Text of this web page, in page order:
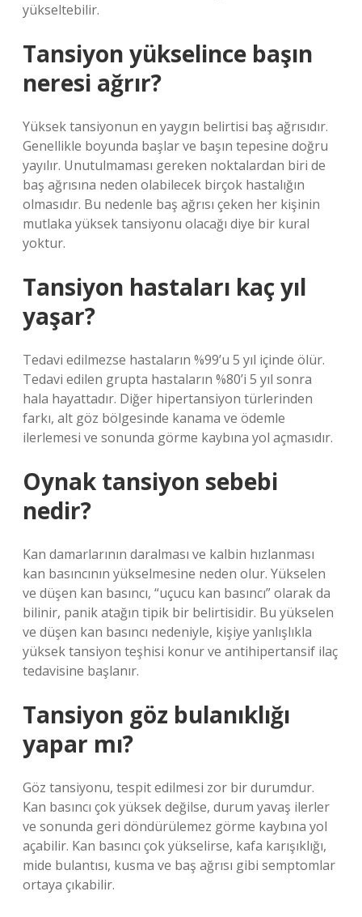
yükseltebilir.
Tansiyon yükselince başın
neresi ağrır?
Yüksek tansiyonun en yaygın belirtisi baş ağrısıdır.
Genellikle boyunda başlar ve başın tepesine doğru
yayılır. Unutulmaması gereken noktalardan biri de
baş ağrısına neden olabilecek birçok hastalığın
olmasıdır. Bu nedenle baş ağrısı çeken her kişinin
mutlaka yüksek tansiyonu olacağı diye bir kural
yoktur.
Tansiyon hastaları kaç yıl
yaşar?
Tedavi edilmezse hastaların %99’u 5 yıl içinde ölür.
Tedavi edilen grupta hastaların %80’i 5 yıl sonra
hala hayattadır. Diğer hipertansiyon türlerinden
farkı, alt göz bölgesinde kanama ve ödemle
ilerlemesi ve sonunda görme kaybına yol açmasıdır.
Oynak tansiyon sebebi
nedir?
Kan damarlarının daralması ve kalbin hızlanması
kan basıncının yükselmesine neden olur. Yükselen
ve düşen kan basıncı, “uçucu kan basıncı” olarak da
bilinir, panik atağın tipik bir belirtisidir. Bu yükselen
ve düşen kan basıncı nedeniyle, kişiye yanlışlıkla
yüksek tansiyon teşhisi konur ve antihipertansif ilaç
tedavisine başlanır.
Tansiyon göz bulanıklığı
yapar mı?
Göz tansiyonu, tespit edilmesi zor bir durumdur.
Kan basıncı çok yüksek değilse, durum yavaş ilerler
ve sonunda geri döndürülemez görme kaybına yol
açabilir. Kan basıncı çok yükselirse, kafa karışıklığı,
mide bulantısı, kusma ve baş ağrısı gibi semptomlar
ortaya çıkabilir.